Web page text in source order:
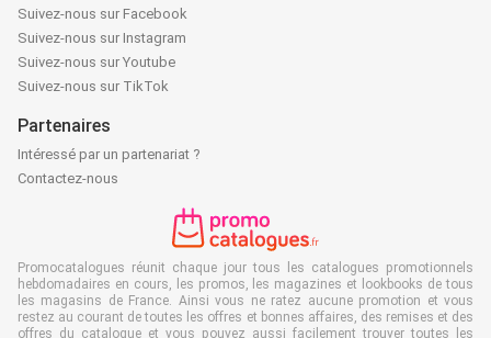
Suivez-nous sur Facebook
Suivez-nous sur Instagram
Suivez-nous sur Youtube
Suivez-nous sur TikTok
Partenaires
Intéressé par un partenariat ?
Contactez-nous
Promocatalogues réunit chaque jour tous les catalogues promotionnels
hebdomadaires en cours, les promos, les magazines et lookbooks de tous
les magasins de France. Ainsi vous ne ratez aucune promotion et vous
restez au courant de toutes les offres et bonnes affaires, des remises et des
offres du catalogue et vous pouvez aussi facilement trouver toutes les